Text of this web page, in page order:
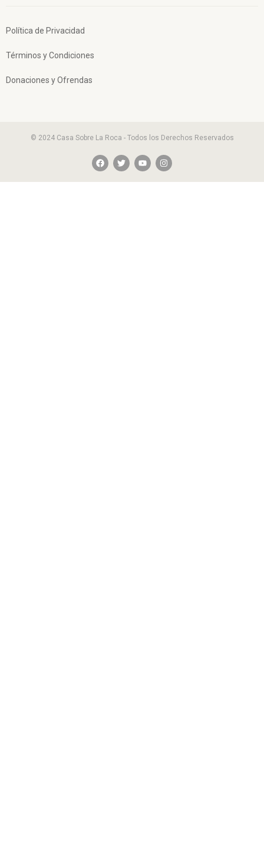
Política de Privacidad
Términos y Condiciones
Donaciones y Ofrendas
© 2024 Casa Sobre La Roca - Todos los Derechos Reservados